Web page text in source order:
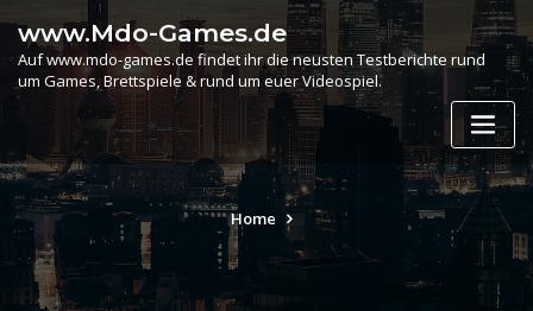
content
www.Mdo-Games.de
Auf www.mdo-games.de findet ihr die neusten Testberichte rund
um Games, Brettspiele & rund um euer Videospiel.
Home